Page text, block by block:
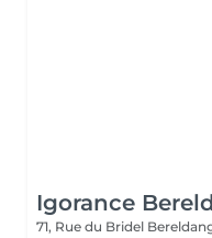
Igorance
71, Rue du Bridel